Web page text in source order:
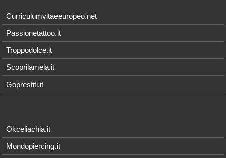
Curriculumvitaeeuropeo.net
Passionetattoo.it
Troppodolce.it
Scoprilamela.it
Goprestiti.it
Okceliachia.it
Mondopiercing.it